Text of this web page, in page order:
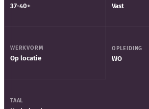
Woordenboek
37-40+ Vast
WERKVORM
Op locatie
OPLEIDING
WO
TAAL